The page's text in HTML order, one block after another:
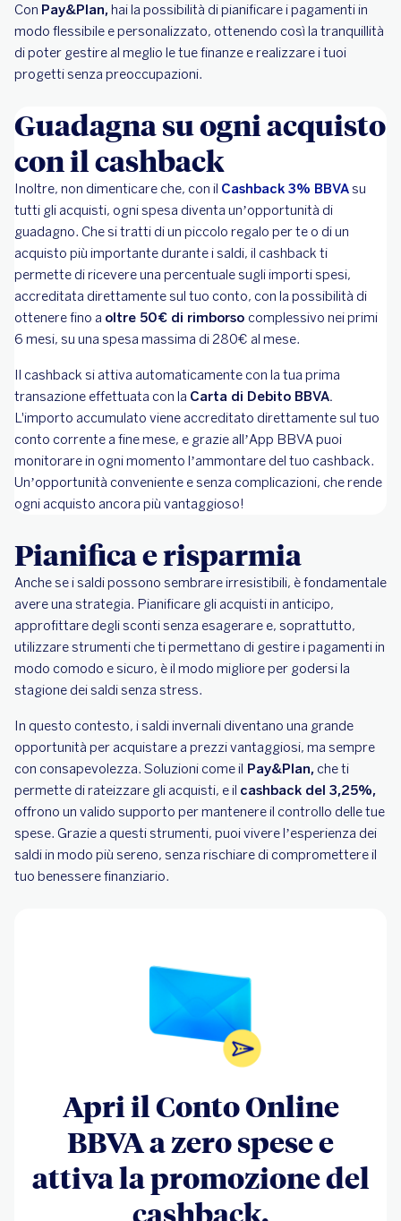
Con Pay&Plan,hai la possibilità di pianificare i pagamenti in
modo flessibile e personalizzato, ottenendo così la tranquillità
di poter gestire al meglio le tue finanze e realizzare i tuoi
progetti senza preoccupazioni.
Guadagna su ogni acquisto
con il cashback
Inoltre, non dimenticare che, con il Cashback 3% BBVAsu
tutti gli acquisti, ogni spesa diventa un’opportunità di
guadagno. Che si tratti di un piccolo regalo per te o di un
acquisto più importante durante i saldi, il cashback ti
permette di ricevere una percentuale sugli importi spesi,
accreditata direttamente sul tuo conto, con la possibilità di
ottenere fino a oltre 50€ di rimborso complessivo nei primi
6 mesi, su una spesa massima di 280€ al mese.
Il cashback si attiva automaticamente con la tua prima
transazione effettuata con la Carta di Debito BBVA.
L'importo accumulato viene accreditato direttamente sul tuo
conto corrente a fine mese, e grazie all’App BBVA puoi
monitorare in ogni momento l’ammontare del tuo cashback.
Un’opportunità conveniente e senza complicazioni, che rende
ogni acquisto ancora più vantaggioso!
Pianifica e risparmia
Anche se i saldi possono sembrare irresistibili, è fondamentale
avere una strategia. Pianificare gli acquisti in anticipo,
approfittare degli sconti senza esagerare e, soprattutto,
utilizzare strumenti che ti permettano di gestire i pagamenti in
modo comodo e sicuro, è il modo migliore per godersi la
stagione dei saldi senza stress.
In questo contesto, i saldi invernali diventano una grande
opportunità per acquistare a prezzi vantaggiosi, ma sempre
con consapevolezza. Soluzioni come il Pay&Plan, che ti
permette di rateizzare gli acquisti, e il cashback del 3,25%,
offrono un valido supporto per mantenere il controllo delle tue
spese. Grazie a questi strumenti, puoi vivere l’esperienza dei
saldi in modo più sereno, senza rischiare di compromettere il
tuo benessere finanziario.
Apri il Conto Online
BBVA a zero spese e
attiva la promozione del
cashback.